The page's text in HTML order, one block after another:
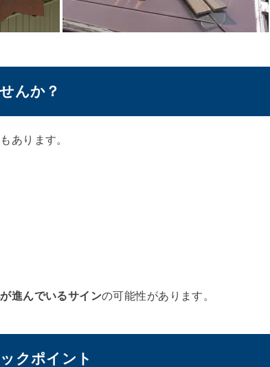
んか？
あります。
進んでいるサインの可能性があります。
クポイント